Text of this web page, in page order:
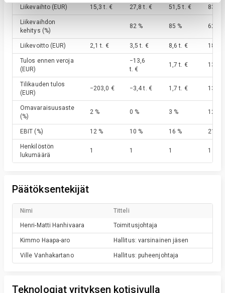
Liikevaihto (EUR) 15,3 t. € 27,8 t. € 51,5 t. € 83,6
Liikevaihdon
kehitys (%)
82 % 85 % 62 %
Liikevoitto (EUR) 2,1 t. € 3,5 t. € 8,6 t. € 18,3
Tulos ennen veroja
(EUR)
−13,6
t. €
1,7 t. € 13,1
Tilikauden tulos
(EUR)
−203,0 € −3,4 t. € 1,7 t. € 13,1
Omavaraisuusaste
(%)
2 % 0 % 3 % 12 %
EBIT (%) 12 % 10 % 16 % 21 %
Henkilöstön
lukumäärä
1 1 1 1
Päätöksentekijät
Nimi Titteli
Henri-Matti Hanhivaara Toimitusjohtaja
Kimmo Haapa-aro Hallitus: varsinainen jäsen
Ville Vanhakartano Hallitus: puheenjohtaja
Teknologiat yrityksen kotisivulla